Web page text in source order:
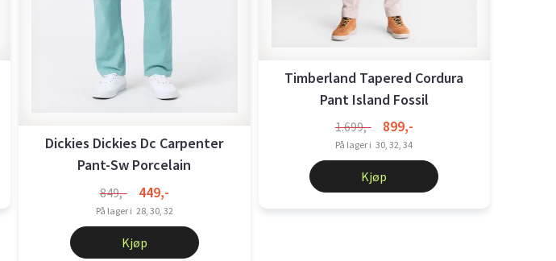
Dickies Dickies Dc Carpenter
Pant-Sw Porcelain
849,- 449,-
På lager i 28, 30, 32
Kjøp
Timberland Tapered Cordura
Pant Island Fossil
1.699,- 899,-
På lager i 30, 32, 34
Kjøp